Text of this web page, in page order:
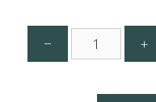
−
Ηλεκτρικό
Μπεν
Μελιού
+